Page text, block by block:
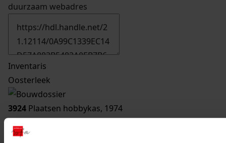
duurzaam webadres
Inventaris
Oosterleek
3924 Plaatsen hobbykas, 1974
Datering:
1974